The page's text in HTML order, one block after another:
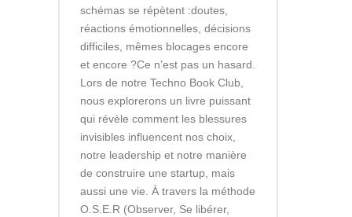
schémas se répètent :doutes,
réactions émotionnelles, décisions
difficiles, mêmes blocages encore
et encore ?Ce n’est pas un hasard.
Lors de notre Techno Book Club,
nous explorerons un livre puissant
qui révèle comment les blessures
invisibles influencent nos choix,
notre leadership et notre manière
de construire une startup, mais
aussi une vie. À travers la méthode
O.S.E.R (Observer, Se libérer,